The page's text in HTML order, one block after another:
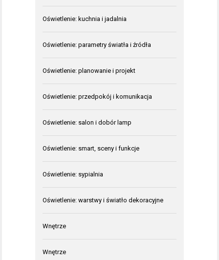
Oświetlenie: kuchnia i jadalnia
Oświetlenie: parametry światła i źródła
Oświetlenie: planowanie i projekt
Oświetlenie: przedpokój i komunikacja
Oświetlenie: salon i dobór lamp
Oświetlenie: smart, sceny i funkcje
Oświetlenie: sypialnia
Oświetlenie: warstwy i światło dekoracyjne
Wnętrze
Wnętrze